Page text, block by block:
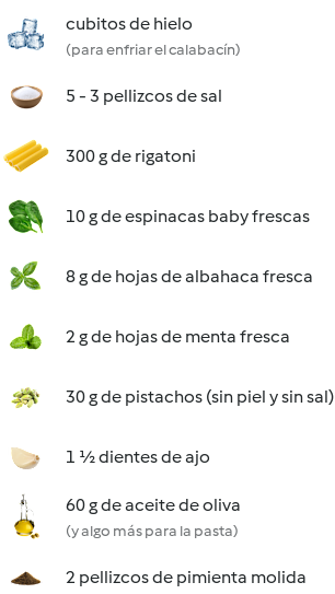
cubitos de hielo
(para enfriar el calabacín)
5 - 3 pellizcos de sal
300 g de rigatoni
10 g de espinacas baby frescas
8 g de hojas de albahaca fresca
2 g de hojas de menta fresca
30 g de pistachos (sin piel y sin sal)
1 ½ dientes de ajo
60 g de aceite de oliva
(y algo más para la pasta)
2 pellizcos de pimienta molida